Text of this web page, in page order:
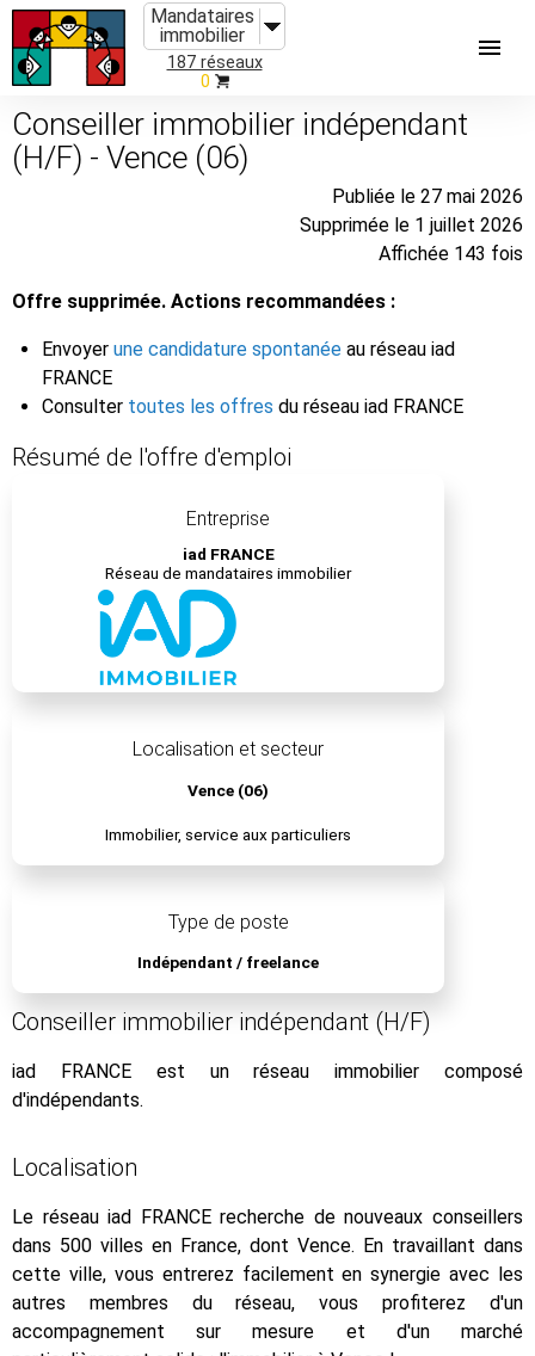
Mandataires
immobilier
187 réseaux
0
Conseiller immobilier indépendant
(H/F) - Vence (06)
Publiée le 27 mai 2026
Supprimée le 1 juillet 2026
Affichée 143 fois
Offre supprimée. Actions recommandées :
Envoyer une candidature spontanée au réseau iad
FRANCE
Consulter toutes les offres du réseau iad FRANCE
Résumé de l'offre d'emploi
Entreprise
iad FRANCE
Réseau de mandataires immobilier
Localisation et secteur
Vence (06)
Immobilier, service aux particuliers
Type de poste
Indépendant / freelance
Conseiller immobilier indépendant (H/F)
iad FRANCE est un réseau immobilier composé
d'indépendants.
Localisation
Le réseau iad FRANCE recherche de nouveaux conseillers
dans 500 villes en France, dont Vence. En travaillant dans
cette ville, vous entrerez facilement en synergie avec les
autres membres du réseau, vous profiterez d'un
accompagnement sur mesure et d'un marché